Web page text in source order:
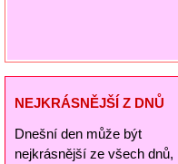
NEJKRÁSNĚJŠÍ Z DNŮ
Dnešní den může být
nejkrásnější ze všech dnů,